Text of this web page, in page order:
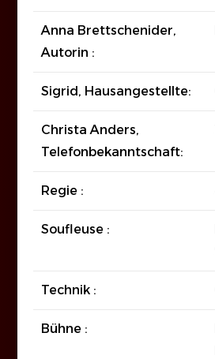
Anna Brettschenider,
Autorin :
Sigrid, Hausangestellte:
Christa Anders,
Telefonbekanntschaft:
Regie :
Soufleuse :
Technik :
Bühne :